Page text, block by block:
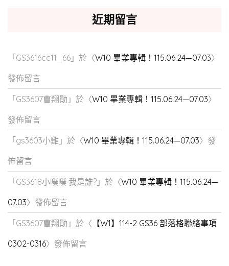
近期留言
「 GS3616cc11_66 」於〈W10 畢業專輯！115.06.24—07.03〉
發佈留言
「 GS3607曹翔勛 」於〈W10 畢業專輯！115.06.24—07.03〉
發佈留言
「 gs3603小雞 」於〈W10 畢業專輯！115.06.24—07.03〉發
佈留言
「 GS3618小噗噗 我是誰? 」於〈W10 畢業專輯！115.06.24—
07.03〉發佈留言
「 GS3607曹翔勛 」於〈 【W1】114-2 GS36 部落格聯絡事項
0302-0316〉發佈留言